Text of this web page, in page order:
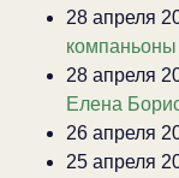
28 апреля
компаньоны
28 апреля
Елена
26 апреля
25 апреля